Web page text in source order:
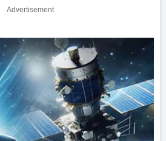
Advertisement